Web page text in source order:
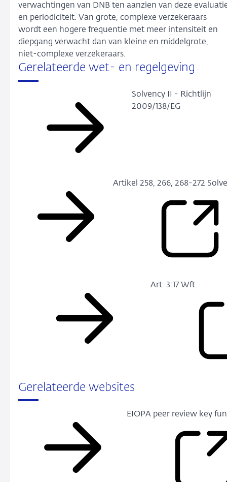
verwachtingen van DNB ten aanzien van deze
en periodiciteit. Van grote, complexe verzekeraars
wordt een hogere frequentie met meer intensiteit en
diepgang verwacht dan van kleine en middelgrote,
niet-complexe verzekeraars.
Gerelateerde wet- en regelgeving
Solvency II - Richtlijn
2009/138/EG
Artikel 258, 266, 268-272
Art. 3:17 Wft
Gerelateerde websites
EIOPA peer review key